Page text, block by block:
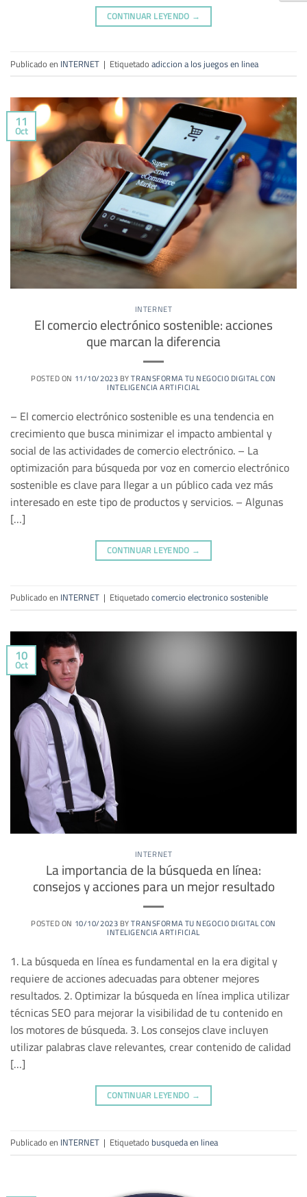
CONTINUAR LEYENDO →
Publicado en INTERNET | Etiquetadoadiccion a los juegos en linea
11
Oct
INTERNET
El comercio electrónico sostenible: acciones
que marcan la diferencia
POSTED ON 11/10/2023BYTRANSFORMA TU NEGOCIO DIGITAL CON
INTELIGENCIA ARTIFICIAL
– El comercio electrónico sostenible es una tendencia en
crecimiento que busca minimizar el impacto ambiental y
social de las actividades de comercio electrónico. – La
optimización para búsqueda por voz en comercio electrónico
sostenible es clave para llegar a un público cada vez más
interesado en este tipo de productos y servicios. – Algunas
[…]
CONTINUAR LEYENDO →
Publicado en INTERNET | Etiquetadocomercio electronico sostenible
10
Oct
INTERNET
La importancia de la búsqueda en línea:
consejos y acciones para un mejor resultado
POSTED ON 10/10/2023BYTRANSFORMA TU NEGOCIO DIGITAL CON
INTELIGENCIA ARTIFICIAL
1. La búsqueda en línea es fundamental en la era digital y
requiere de acciones adecuadas para obtener mejores
resultados. 2. Optimizar la búsqueda en línea implica utilizar
técnicas SEO para mejorar la visibilidad de tu contenido en
los motores de búsqueda. 3. Los consejos clave incluyen
utilizar palabras clave relevantes, crear contenido de calidad
[…]
CONTINUAR LEYENDO →
Publicado en INTERNET | Etiquetado busqueda en linea